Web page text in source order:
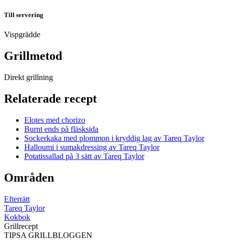
Till servering
Vispgrädde
Grillmetod
Direkt grillning
Relaterade recept
Elotes med chorizo
Burnt ends på fläsksida
Sockerkaka med plommon i kryddig lag av Tareq Taylor
Halloumi i sumakdressing av Tareq Taylor
Potatissallad på 3 sätt av Tareq Taylor
Områden
Efterrätt
Tareq Taylor
Kokbok
Grillrecept
TIPSA GRILLBLOGGEN